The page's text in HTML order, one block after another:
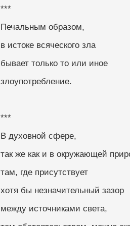
***
Печальным образом,
в истоке всяческого зла
бывает только то или иное
злоупотребление.
***
В духовной сфере,
так же как и в окружающей
там, где присутствует
хотя бы незначительный зазор
между источниками света,